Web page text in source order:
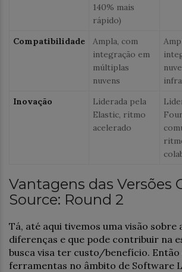
140% mais
rápido)
Compatibilidade
Ampla, com
integração em
múltiplas
nuvens
Inovação
Liderada pela
Elastic, ritmo
acelerado
Vantagens das Versões
Source: Round 2
Tá, até aqui tivemos uma visão sobre
diferenças e que pode contribuir na
busca visa ter custo/benefício. Então
ferramentas no âmbito de Software